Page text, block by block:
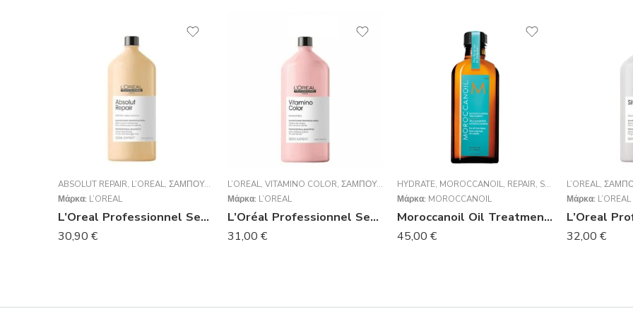
ABSOLUT REPAIR, L’ORÉAL, ΣΑΜΠΟΥΆΝ
Μάρκα: L’ORÉAL
L’Oreal Professionnel Serie Expert Absolut Repair Shampoo Για Ταλαιπωρημένα Μαλλιά 1500ml
30,90 €
L’ORÉAL, VITAMINO COLOR, ΣΑΜΠΟΥΆΝ
Μάρκα: L’ORÉAL
L’Oréal Professionnel Serie Expert Vitamino Color Shampoo 1500ml
31,00 €
HYDRATE, MOROCCANOIL, REPAIR, STYLING ,VOLUME,
Μάρκα: MOROCCANOIL
Moroccanoil Oil Treatment (για όλους τους τύπους μαλλιών) 100ml
45,00 €
L’ORÉAL,
Μάρκα: L’ORÉAL
32,00 €